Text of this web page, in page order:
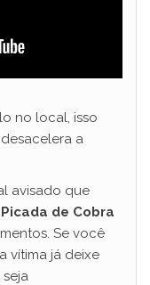
no local, isso
a
avisado que
de Cobra
Se você
vítima já deixe